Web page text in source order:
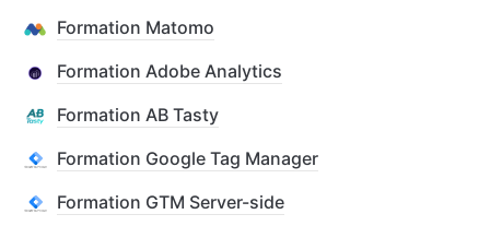
Formation Matomo
Formation Adobe Analytics
Formation AB Tasty
Formation Google Tag Manager
Formation GTM Server-side